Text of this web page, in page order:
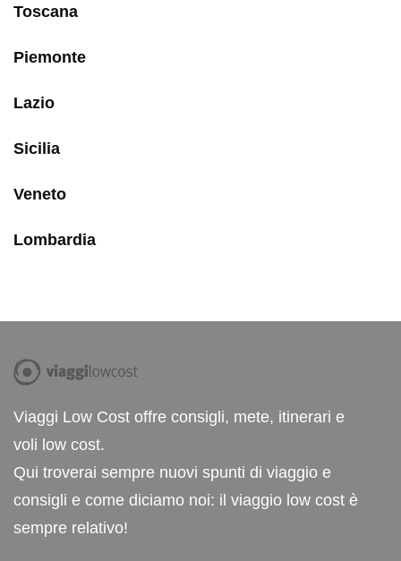
Toscana
Piemonte
Lazio
Sicilia
Veneto
Lombardia
Viaggi Low Cost offre consigli, mete, itinerari e
voli low cost.
Qui troverai sempre nuovi spunti di viaggio e
consigli e come diciamo noi: il viaggio low cost è
sempre relativo!